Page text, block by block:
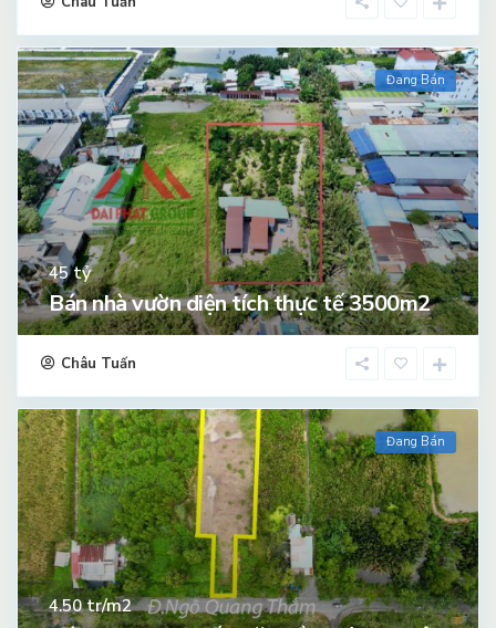
Đang Bán
45tỷ
Bán nhà vườn diện tích thực tế 3500m2
Châu Tuấn
Đang Bán
4.50tr/m2